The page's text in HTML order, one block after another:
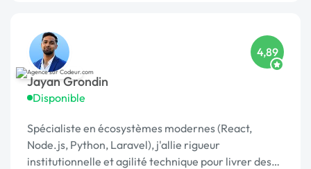
Jayan Grondin
Disponible
4,89
Spécialiste en écosystèmes modernes (React,
Node.js, Python, Laravel), j'allie rigueur
institutionnelle et agilité technique pour livrer des